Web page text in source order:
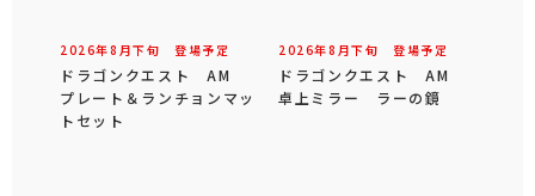
2026年8 月下旬 登場予定
ドラゴンクエスト AM
プレート＆ランチョンマッ
トセット
2026年8 月下旬 登場予定
ドラゴンクエスト AM
卓上ミラー ラーの鏡